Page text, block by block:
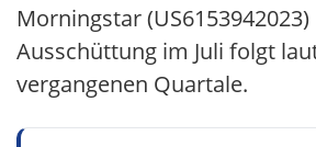
Morningstar
Ausschüttung im Juli folgt
vergangenen Quartale.